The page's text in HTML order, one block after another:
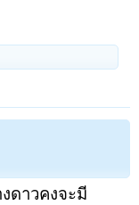
ดาวคงจะมี